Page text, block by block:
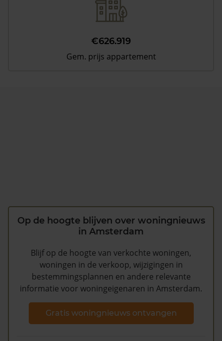
€626.919
Gem. prijs appartement
Op de hoogte blijven over woningnieuws
in Amsterdam
Blijf op de hoogte van verkochte woningen,
woningen in de verkoop, wijzigingen in
bestemmingsplannen en andere relevante
informatie voor woningeigenaren in Amsterdam.
Gratis woningnieuws ontvangen